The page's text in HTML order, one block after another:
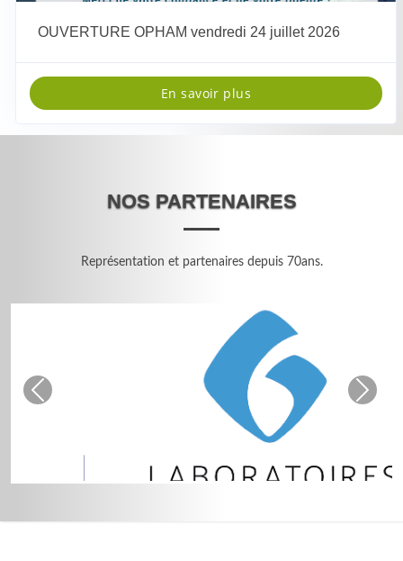
OUVERTURE OPHAM vendredi 24 juillet 2026
En savoir plus
NOS PARTENAIRES
Représentation et partenaires depuis 70ans.